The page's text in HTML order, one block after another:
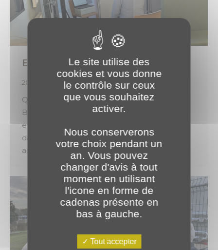
Et… action ! 🎬
2026 Évènements Paro.brotel 26 mai 2026
Quelque chose se prépare chez PLANET
Bourgogne. Un nouveau projet est en cours…
et nous avons hâte de vous en dévoiler
davantage. Restez connectés ! Révélons &
accompagnons vos ambitions 🚀
Le site utilise des
cookies et vous donne
le contrôle sur ceux
que vous souhaitez
activer.
Nous conserverons
votre choix pendant un
an. Vous pouvez
changer d'avis à tout
moment en utilisant
l'icone en forme de
cadenas présente en
bas à gauche.
Tout accepter